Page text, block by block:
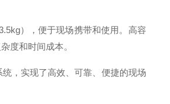
），便于现场携带和使用 。高容
度和时间成本。
，实现了高效、可靠、便捷的现场